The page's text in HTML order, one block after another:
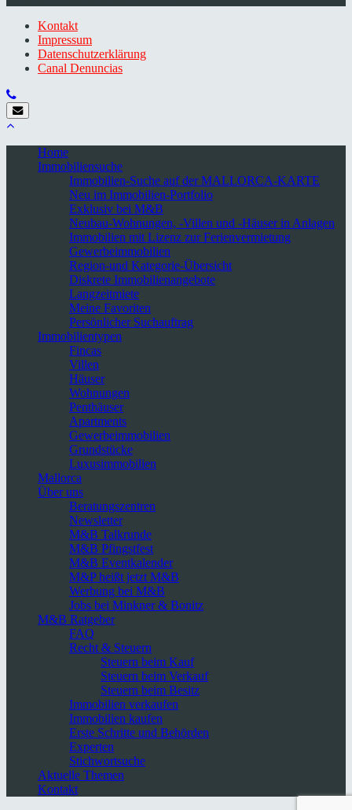
Kontakt
Impressum
Datenschutzerklärung
Canal Denuncias
Home
Immobiliensuche
Immobilien-Suche auf der MALLORCA-KARTE
Neu im Immobilien-Portfolio
Exklusiv bei M&B
Neubau-Wohnungen, -Villen und -Häuser in Anlagen
Immobilien mit Lizenz zur Ferienvermietung
Gewerbeimmobilien
Region-und Kategorie-Übersicht
Diskrete Immobilienangebote
Langzeitmiete
Meine Favoriten
Persönlicher Suchauftrag
Immobilientypen
Fincas
Villen
Häuser
Wohnungen
Penthäuser
Apartments
Gewerbeimmobilien
Grundstücke
Luxusimmobilien
Mallorca
Über uns
Beratungszentren
Newsletter
M&B Talkrunde
M&B Pfingstfest
M&B Eventkalender
M&P heißt jetzt M&B
Werbung bei M&B
Jobs bei Minkner & Bonitz
M&B Ratgeber
FAQ
Recht & Steuern
Steuern beim Kauf
Steuern beim Verkauf
Steuern beim Besitz
Immobilien verkaufen
Immobilien kaufen
Erste Schritte und Behörden
Experten
Stichwortsuche
Aktuelle Themen
Kontakt